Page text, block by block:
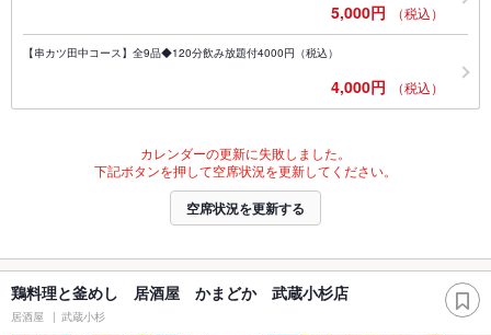
5,000円 （税込）
【串カツ田中コース】全9品◆120分飲み放題付4000円（税込）
4,000円 （税込）
カレンダーの更新に失敗しました。
下記ボタンを押して空席状況を更新してください。
空席状況を更新する
鶏料理と釜めし 居酒屋 かまどか 武蔵小杉店
居酒屋 武蔵小杉